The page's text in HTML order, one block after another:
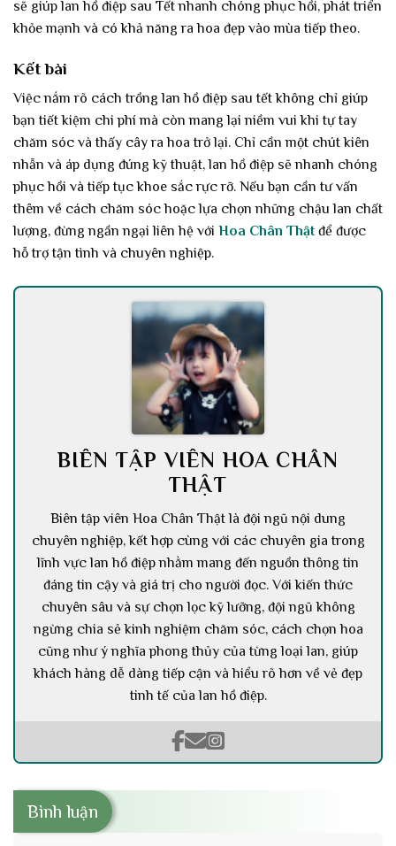
sẽ giúp lan hồ điệp sau Tết nhanh chóng phục hồi, phát triển
khỏe mạnh và có khả năng ra hoa đẹp vào mùa tiếp theo.
Kết bài
Việc nắm rõ cách trồng lan hồ điệp sau tết không chỉ giúp
bạn tiết kiệm chi phí mà còn mang lại niềm vui khi tự tay
chăm sóc và thấy cây ra hoa trở lại. Chỉ cần một chút kiên
nhẫn và áp dụng đúng kỹ thuật, lan hồ điệp sẽ nhanh chóng
phục hồi và tiếp tục khoe sắc rực rỡ. Nếu bạn cần tư vấn
thêm về cách chăm sóc hoặc lựa chọn những chậu lan chất
lượng, đừng ngần ngại liên hệ với Hoa Chân Thậtđể được
hỗ trợ tận tình và chuyên nghiệp.
BIÊN TẬP VIÊN HOA CHÂN
THẬT
Biên tập viên Hoa Chân Thật là đội ngũ nội dung
chuyên nghiệp, kết hợp cùng với các chuyên gia trong
lĩnh vực lan hồ điệp nhằm mang đến nguồn thông tin
đáng tin cậy và giá trị cho người đọc. Với kiến thức
chuyên sâu và sự chọn lọc kỹ lưỡng, đội ngũ không
ngừng chia sẻ kinh nghiệm chăm sóc, cách chọn hoa
cũng như ý nghĩa phong thủy của từng loại lan, giúp
khách hàng dễ dàng tiếp cận và hiểu rõ hơn về vẻ đẹp
tinh tế của lan hồ điệp.
Bình luận